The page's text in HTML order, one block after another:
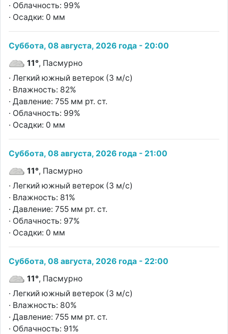
· Облачность: 99%
· Осадки: 0 мм
Суббота, 08 августа, 2026 года - 20:00
11°, Пасмурно
· Легкий южный ветерок (3 м/с)
· Влажность: 82%
· Давление: 755 мм рт. ст.
· Облачность: 99%
· Осадки: 0 мм
Суббота, 08 августа, 2026 года - 21:00
11°, Пасмурно
· Легкий южный ветерок (3 м/с)
· Влажность: 81%
· Давление: 755 мм рт. ст.
· Облачность: 97%
· Осадки: 0 мм
Суббота, 08 августа, 2026 года - 22:00
11°, Пасмурно
· Легкий южный ветерок (3 м/с)
· Влажность: 80%
· Давление: 755 мм рт. ст.
· Облачность: 91%